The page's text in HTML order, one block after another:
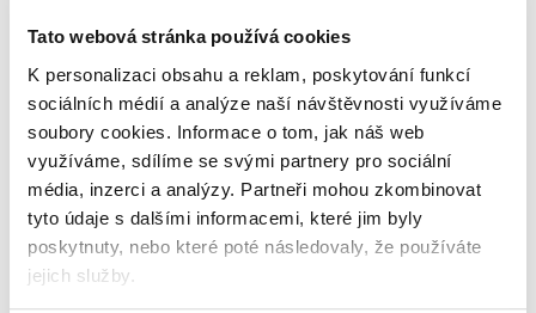
Tato webová stránka používá cookies
K personalizaci obsahu a reklam, poskytování funkcí
sociálních médií a analýze naší návštěvnosti využíváme
soubory cookies. Informace o tom, jak náš web
využíváme, sdílíme se svými partnery pro sociální
média, inzerci a analýzy. Partneři mohou zkombinovat
tyto údaje s dalšími informacemi, které jim byly
poskytnuty, nebo které poté následovaly, že používáte
jejich služby.
Helena Tichá
15.05.2022
Než jsem se pro čtení této knihy rozhodla, tak jsem si vyhledala
nějaké recenze a hlavně ukázky z knihy, abych věděla, zda mě bude
kniha bavit. Měla jsem z ní trošku obavy, protože ne každá fantasy
kniha mi sedne. Ovšem tato předčila mé očekávání, protože fantasy je